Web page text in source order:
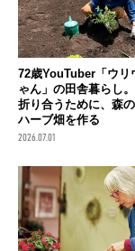
72歳YouTuber「ウリ
ゃん」の田舎暮らし
折り合うために、森
ハーブ畑を作る
2026.07.01